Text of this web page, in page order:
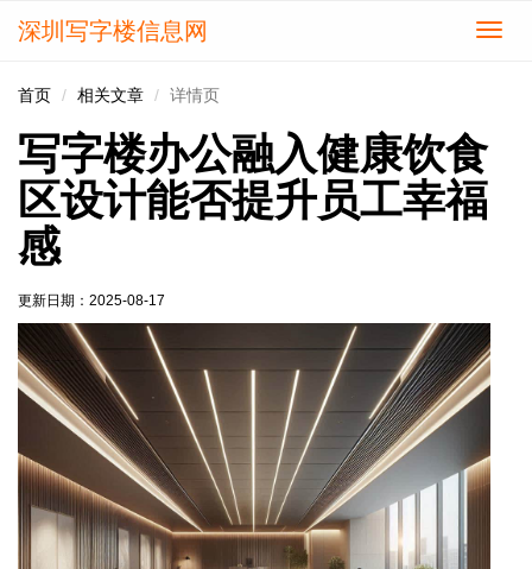
切
深圳写字楼信息网
首页 相关文章 详情页
写字楼办公融入健康饮食
区设计能否提升员工幸福
感
更新日期： 2025-08-17